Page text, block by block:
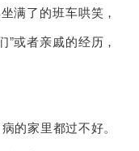
满了的班车哄笑，
或者亲戚的经历，
的家里都过不好。